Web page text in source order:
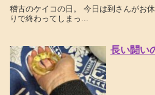
稽古のケイコの日。 今日は到さんがお
りで終わってしまっ...
長い闘い